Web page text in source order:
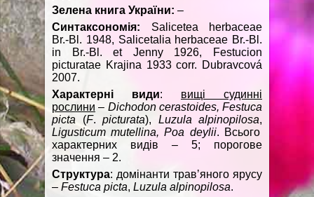
Зелена книга України: –
Синтаксономія: Salicetea herbaceae
Br.-Bl. 1948, Salicetalia herbaceae Br.-Bl.
in Br.-Bl. et Jenny 1926, Festucion
picturatae Krajina 1933 corr. Dubravcová
2007.
Характерні
види: вищі судинні
рослини – Dichodon cerastoides, Festuca
picta (F. picturata), Luzula alpinopilosa,
Ligusticum mutellina,Poa deylii. Всього
характерних видів – 5; порогове
значення – 2.
Структура: домінанти травʼяного ярусу
– Festuca picta, Luzula alpinopilosa.